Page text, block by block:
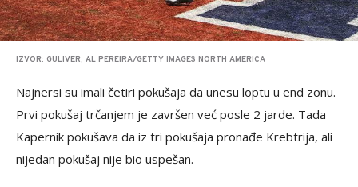
IZVOR: GULIVER, AL PEREIRA/GETTY IMAGES NORTH AMERICA
Najnersi su imali četiri pokušaja da unesu loptu u end zonu.
Prvi pokušaj trčanjem je završen već posle 2 jarde. Tada
Kapernik pokušava da iz tri pokušaja pronađe Krebtrija, ali
nijedan pokušaj nije bio uspešan.